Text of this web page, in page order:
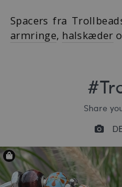
Spacers fra
armringe, halskæder